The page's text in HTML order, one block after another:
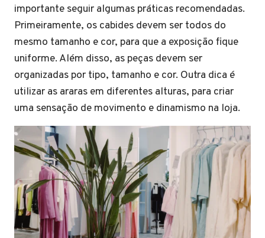
importante seguir algumas práticas recomendadas.
Primeiramente, os cabides devem ser todos do
mesmo tamanho e cor, para que a exposição fique
uniforme. Além disso, as peças devem ser
organizadas por tipo, tamanho e cor. Outra dica é
utilizar as araras em diferentes alturas, para criar
uma sensação de movimento e dinamismo na loja.